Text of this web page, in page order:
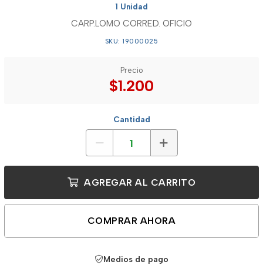
1 Unidad
CARP.LOMO CORRED. OFICIO
SKU: 19000025
Precio
$1.200
Cantidad
AGREGAR AL CARRITO
COMPRAR AHORA
Medios de pago